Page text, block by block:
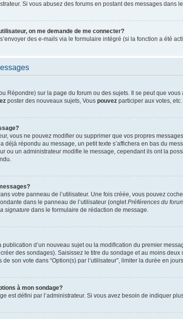
Si vous abusez des forums en postant des messages
on me demande de me connecter?
des e-mails via le formulaire intégré (si la fonction a été
Répondre) sur la page du forum ou des sujets. Il se peut que
poster des nouveaux sujets, Vous pouvez participer aux votes, etc.
vous ne pouvez modifier ou supprimer que vos propres
déjà répondu au message, un petit texte s’affichera en bas du
ou un administrateur modifie le message, cependant ils ont la
votre panneau de l’utilisateur. Une fois créée, vous pouvez
dans le panneau de l’utilisateur (ongletPréférences du
signature dans le formulaire de rédaction de message.
publication d’un nouveau sujet ou la modification du premier
des sondages). Saisissez le titre du sondage et au moins
son vote dans “Option(s) par l’utilisateur”, limiter la durée en
à mon sondage?
est défini par l’administrateur. Si vous avez besoin de indiquer